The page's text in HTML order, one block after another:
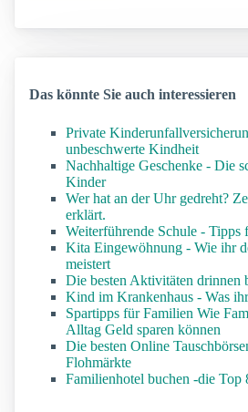
Das könnte Sie auch interessieren
Private
unbeschwerte Kindheit
Nachhaltige Geschenke - Die
Kinder
Wer hat an der Uhr gedreht?
erklärt.
Weiterführende Schule - Tipps
Kita Eingewöhnung - Wie ihr
meistert
Die besten Aktivitäten drinnen
Kind im Krankenhaus - Was
Spartipps für Familien Wie
Alltag Geld sparen können
Die besten Online
Flohmärkte
Familienhotel buchen -die Top